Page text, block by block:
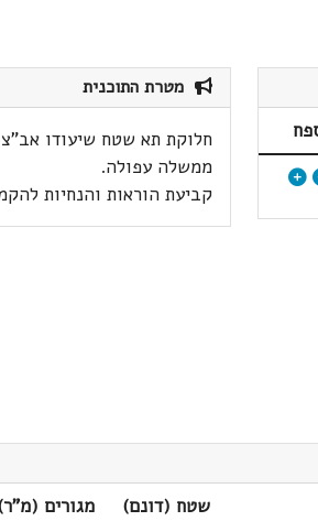
מטרת התוכנית
חלוקת תא שטח שיעודו
ממשלה עפולה.
קביעת הוראות והנחיות
שטח (דונם) מגורים